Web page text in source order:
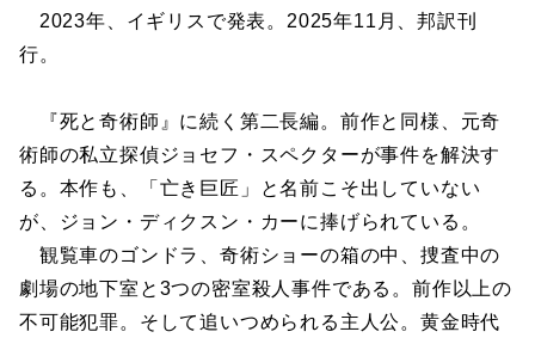
2023年、イギリスで発表。2025年11月、邦訳刊
行。
『死と奇術師』に続く第二長編。前作と同様、元奇
術師の私立探偵ジョセフ・スペクターが事件を解決す
る。本作も、「亡き巨匠」と名前こそ出していない
が、ジョン・ディクスン・カーに捧げられている。
観覧車のゴンドラ、奇術ショーの箱の中、捜査中の
劇場の地下室と3つの密室殺人事件である。前作以上の
不可能犯罪。そして追いつめられる主人公。黄金時代